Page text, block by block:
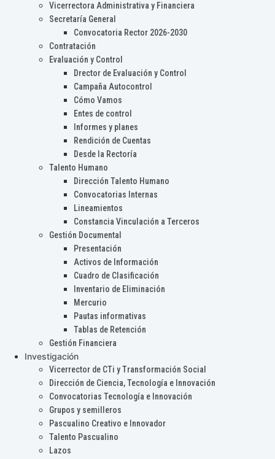
Vicerrectora Administrativa y Financiera
Secretaría General
Convocatoria Rector 2026-2030
Contratación
Evaluación y Control
Drector de Evaluación y Control
Campaña Autocontrol
Cómo Vamos
Entes de control
Informes y planes
Rendición de Cuentas
Desde la Rectoría
Talento Humano
Dirección Talento Humano
Convocatorias Internas
Lineamientos
Constancia Vinculación a Terceros
Gestión Documental
Presentación
Activos de Información
Cuadro de Clasificación
Inventario de Eliminación
Mercurio
Pautas informativas
Tablas de Retención
Gestión Financiera
Investigación
Vicerrector de CTi y Transformación Social
Dirección de Ciencia, Tecnología e Innovación
Convocatorias Tecnología e Innovación
Grupos y semilleros
Pascualino Creativo e Innovador
Talento Pascualino
Lazos